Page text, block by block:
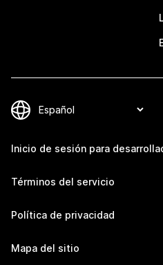
Inicio de sesión para
Términos del servicio
Política de privacidad
Mapa del sitio